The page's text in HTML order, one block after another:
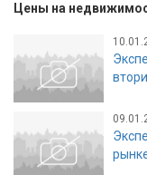
Цены на